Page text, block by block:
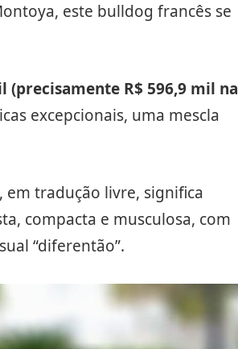
este bulldog francês se
R$ 596,9 mil na
excepcionais, uma mescla
em tradução livre, significa
compacta e musculosa, com
“diferentão”.